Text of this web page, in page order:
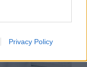
Privacy Policy